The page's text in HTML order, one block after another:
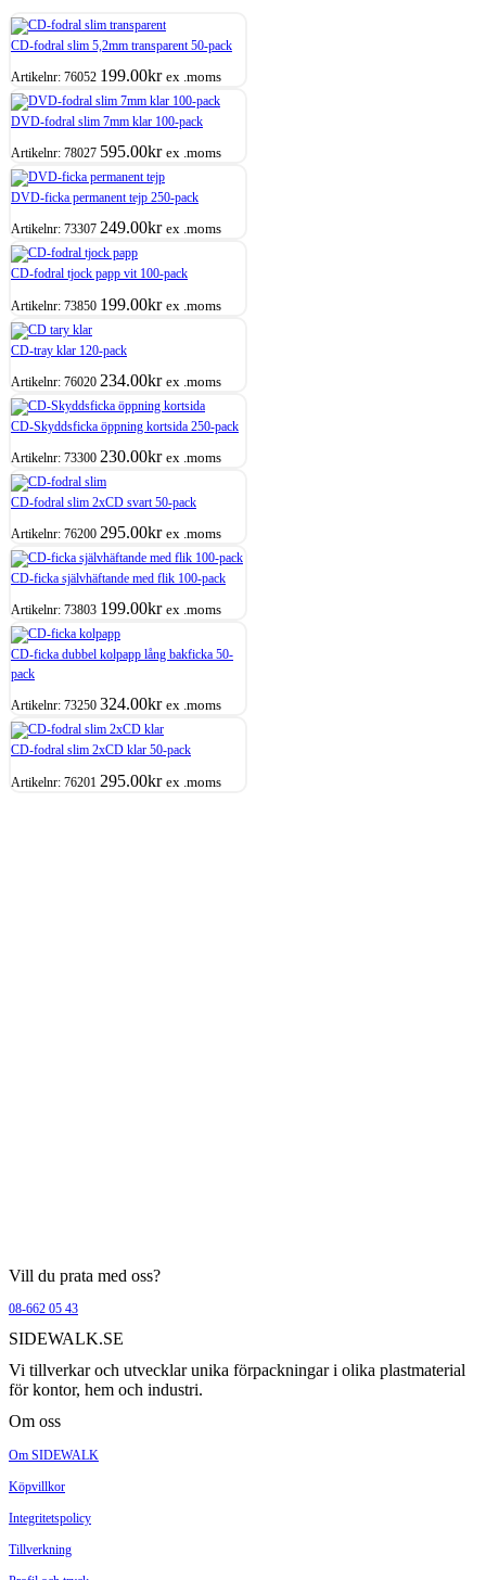
CD-fodral slim 5,2mm transparent 50-pack
Artikelnr: 76052 199.00kr ex .moms
DVD-fodral slim 7mm klar 100-pack
Artikelnr: 78027 595.00kr ex .moms
DVD-ficka permanent tejp 250-pack
Artikelnr: 73307 249.00kr ex .moms
CD-fodral tjock papp vit 100-pack
Artikelnr: 73850 199.00kr ex .moms
CD-tray klar 120-pack
Artikelnr: 76020 234.00kr ex .moms
CD-Skyddsficka öppning kortsida 250-pack
Artikelnr: 73300 230.00kr ex .moms
CD-fodral slim 2xCD svart 50-pack
Artikelnr: 76200 295.00kr ex .moms
CD-ficka självhäftande med flik 100-pack
Artikelnr: 73803 199.00kr ex .moms
CD-ficka dubbel kolpapp lång bakficka 50-
pack
Artikelnr: 73250 324.00kr ex .moms
CD-fodral slim 2xCD klar 50-pack
Artikelnr: 76201 295.00kr ex .moms
Vill du prata med oss?
08-662 05 43
SIDEWALK.SE
Vi tillverkar och utvecklar unika förpackningar i olika plastmaterial
för kontor, hem och industri.
Om oss
Om SIDEWALK
Köpvillkor
Integritetspolicy
Tillverkning